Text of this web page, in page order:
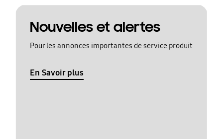
Nouvelles et alertes
Pour les annonces importantes de service produit
En Savoir plus